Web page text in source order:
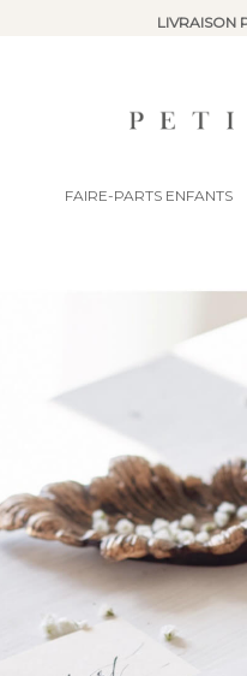
LIVRAISON
FAIRE-PARTS ENFANTS